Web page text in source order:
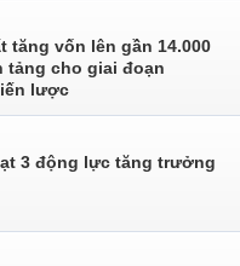
tăng vốn lên gần 14.000
tảng cho giai đoạn
lược
3 động lực tăng trưởng